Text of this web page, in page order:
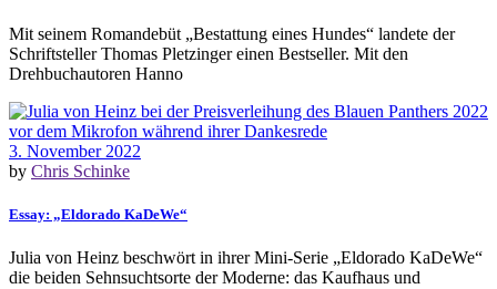
Mit seinem Romandebüt „Bestattung eines Hundes“ landete der
Schriftsteller Thomas Pletzinger einen Bestseller. Mit den
Drehbuchautoren Hanno
3. November 2022
by Chris Schinke
Essay: „Eldorado KaDeWe“
Julia von Heinz beschwört in ihrer Mini-Serie „Eldorado KaDeWe“
die beiden Sehnsuchtsorte der Moderne: das Kaufhaus und